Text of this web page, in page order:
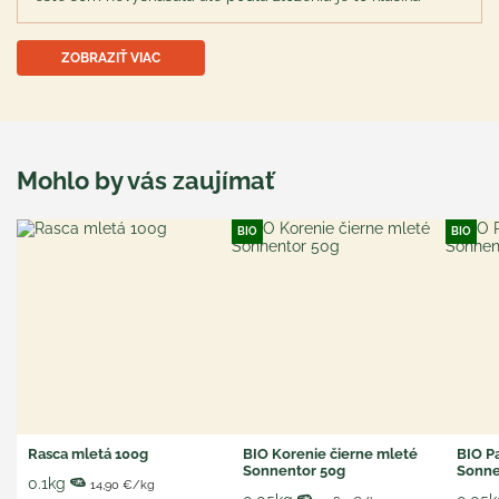
ZOBRAZIŤ VIAC
Mohlo by vás zaujímať
Rasca mletá 100g
0.1kg 14,90 €/kg
BIO
BIO Korenie čierne mleté
Sonnentor 50g
BIO
BIO